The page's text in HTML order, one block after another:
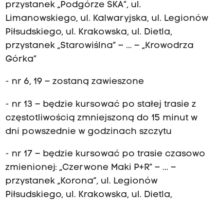
przystanek „Podgórze SKA”, ul.
Limanowskiego, ul. Kalwaryjska, ul. Legionów
Piłsudskiego, ul. Krakowska, ul. Dietla,
przystanek „Starowiślna” – ... – „Krowodrza
Górka”
- nr 6, 19 – zostaną zawieszone
- nr 13 – będzie kursować po stałej trasie z
częstotliwością zmniejszoną do 15 minut w
dni powszednie w godzinach szczytu
- nr 17 – będzie kursować po trasie czasowo
zmienionej: „Czerwone Maki P+R” – ... –
przystanek „Korona”, ul. Legionów
Piłsudskiego, ul. Krakowska, ul. Dietla,